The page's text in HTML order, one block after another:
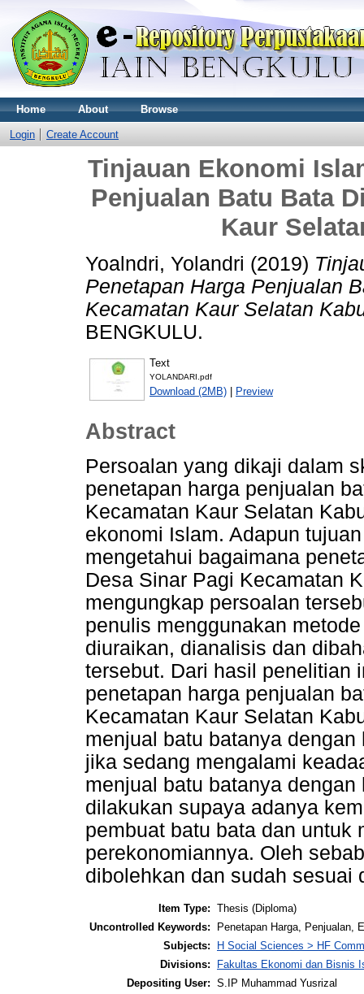
Home About Browse
Login Create Account
Tinjauan Ekonomi
Penjualan Batu Bata
Kaur
Yoalndri, Yolandri (2019)
Penetapan Harga Penjualan
Kecamatan Kaur Selatan
BENGKULU.
Text
YOLANDARI.pdf
Download (2MB) | Preview
Abstract
Persoalan yang dikaji dalam
penetapan harga penjualan
Kecamatan Kaur Selatan
ekonomi Islam. Adapun
mengetahui bagaimana
Desa Sinar Pagi Kecamatan
mengungkap persoalan
penulis menggunakan
diuraikan, dianalisis dan
tersebut. Dari hasil penelitian
penetapan harga penjualan
Kecamatan Kaur Selatan
menjual batu batanya
jika sedang mengalami
menjual batu batanya
dilakukan supaya adanya
pembuat batu bata dan untuk
perekonomiannya. Oleh
dibolehkan dan sudah sesuai
Item Type: Thesis (Diploma)
Uncontrolled Keywords:
Penetapan Harga, Penjualan,
Subjects:
H Social Sciences > HF
Divisions:
Fakultas Ekonomi dan Bisnis
Depositing User: S.IP Muhammad Yusrizal